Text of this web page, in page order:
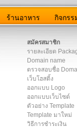
ร้านอาหาร กิจกรร
สมัครสมาชิก
รายละเอียด
Domain name
ตรวจสอบชื่อ
เว็บโฮสติ้ง
ออกแบบ Logo
ออกแบบเว็บไซต์
ตัวอย่าง Template
Template มาใหม่
วิธีการชำระเงิน